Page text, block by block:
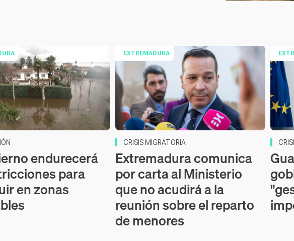
endurecerá
para
en zonas
EXTREMADURA
CRISIS MIGRATORIA
Extremadura comunica
por carta al Ministerio
que no acudirá a la
reunión sobre el reparto
de menores